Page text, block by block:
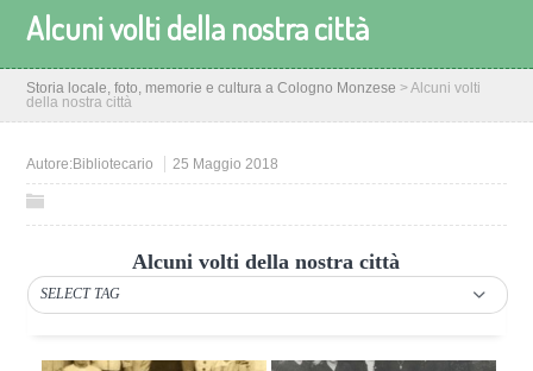
Alcuni volti della nostra città
Storia locale, foto, memorie e cultura a Cologno Monzese >Alcuni volti
della nostra città
Autore:Bibliotecario 25 Maggio 2018
Alcuni volti della nostra città
SELECT TAG